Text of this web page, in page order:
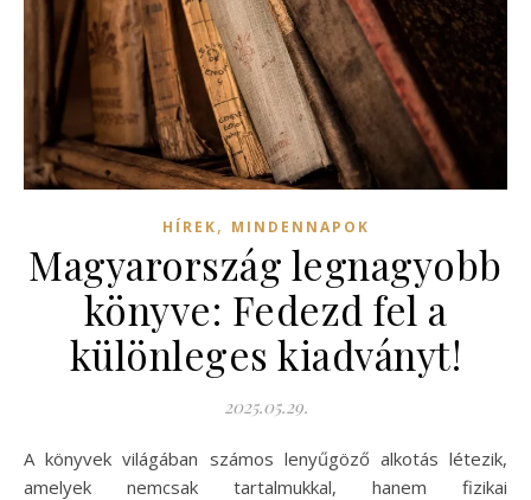
HÍREK, MINDENNAPOK
Magyarország legnagyobb
könyve: Fedezd fel a
különleges kiadványt!
2025.05.29.
A könyvek világában számos lenyűgöző alkotás létezik,
amelyek nemcsak tartalmukkal, hanem fizikai